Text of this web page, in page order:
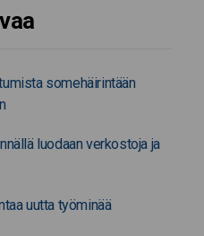
somehäirintään
luodaan verkostoja ja
uutta työminää